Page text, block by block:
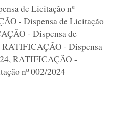
de Licitação nº
- Dispensa de Licitação
- Dispensa de
RATIFICAÇÃO - Dispensa
RATIFICAÇÃO -
nº 002/2024